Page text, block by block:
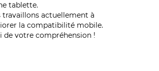
tablette.
travaillons actuellement à
la compatibilité mobile.
de votre compréhension !